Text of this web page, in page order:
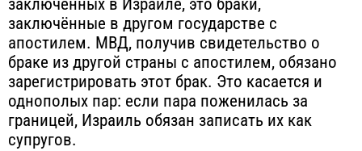
заключённых в Израиле, это браки,
заключённые в другом государстве с
апостилем. МВД, получив свидетельство о
браке из другой страны с апостилем, обязано
зарегистрировать этот брак. Это касается и
однополых пар: если пара поженилась за
границей, Израиль обязан записать их как
супругов.